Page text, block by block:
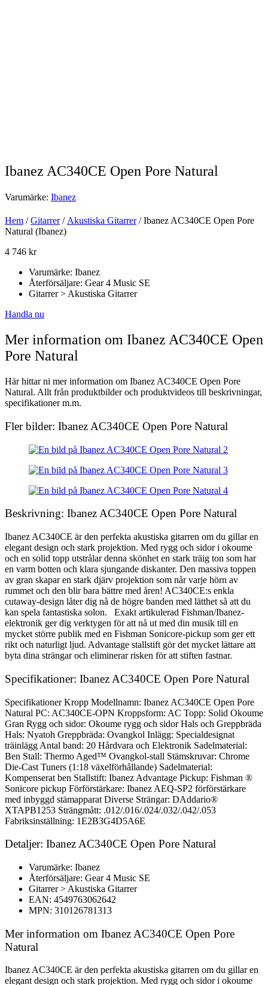
Ibanez AC340CE Open Pore Natural
Varumärke: Ibanez
Hem /Gitarrer/Akustiska Gitarrer/ Ibanez AC340CE Open Pore
Natural (Ibanez)
4 746 kr
Varumärke: Ibanez
Återförsäljare: Gear 4 Music SE
Gitarrer > Akustiska Gitarrer
Handla nu
Mer information om Ibanez AC340CE Open
Pore Natural
Här hittar ni mer information om Ibanez AC340CE Open Pore
Natural. Allt från produktbilder och produktvideos till beskrivningar,
specifikationer m.m.
Fler bilder: Ibanez AC340CE Open Pore Natural
Beskrivning: Ibanez AC340CE Open Pore Natural
Ibanez AC340CE är den perfekta akustiska gitarren om du gillar en
elegant design och stark projektion. Med rygg och sidor i okoume
och en solid topp utstrålar denna skönhet en stark träig ton som har
en varm botten och klara sjungande diskanter. Den massiva toppen
av gran skapar en stark djärv projektion som når varje hörn av
rummet och den blir bara bättre med åren! AC340CE:s enkla
cutaway-design låter dig nå de högre banden med lätthet så att du
kan spela fantastiska solon. Exakt artikulerad Fishman/Ibanez-
elektronik ger dig verktygen för att nå ut med din musik till en
mycket större publik med en Fishman Sonicore-pickup som ger ett
rikt och naturligt ljud. Advantage stallstift gör det mycket lättare att
byta dina strängar och eliminerar risken för att stiften fastnar.
Specifikationer: Ibanez AC340CE Open Pore Natural
Specifikationer Kropp Modellnamn: Ibanez AC340CE Open Pore
Natural PC: AC340CE-OPN Kroppsform: AC Topp: Solid Okoume
Gran Rygg och sidor: Okoume rygg och sidor Hals och Greppbräda
Hals: Nyatoh Greppbräda: Ovangkol Inlägg: Specialdesignat
träinlägg Antal band: 20 Hårdvara och Elektronik Sadelmaterial:
Ben Stall: Thermo Aged™ Ovangkol-stall Stämskruvar: Chrome
Die-Cast Tuners (1:18 växelförhållande) Sadelmaterial:
Kompenserat ben Stallstift: Ibanez Advantage Pickup: Fishman ®
Sonicore pickup Förförstärkare: Ibanez AEQ-SP2 förförstärkare
med inbyggd stämapparat Diverse Strängar: DAddario®
XTAPB1253 Strängmått: .012/.016/.024/.032/.042/.053
Fabriksinställning: 1E2B3G4D5A6E
Detaljer: Ibanez AC340CE Open Pore Natural
Varumärke: Ibanez
Återförsäljare: Gear 4 Music SE
Gitarrer > Akustiska Gitarrer
EAN: 4549763062642
MPN: 310126781313
Mer information om Ibanez AC340CE Open Pore
Natural
Ibanez AC340CE är den perfekta akustiska gitarren om du gillar en
elegant design och stark projektion. Med rygg och sidor i okoume